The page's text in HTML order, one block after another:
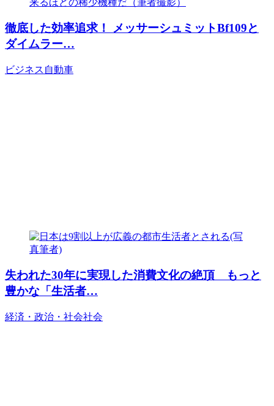
徹底した効率追求！ メッサーシュミットBf109と
ダイムラー…
ビジネス 自動車
失われた30年に実現した消費文化の絶頂 もっと
豊かな「生活者…
経済・政治・社会社会